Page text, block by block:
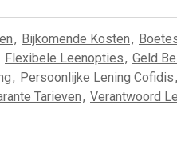
, Bijkomende Kosten,
Flexibele Leenopties, Geld
, Persoonlijke Lening Cofidis,
Tarieven, Verantwoord